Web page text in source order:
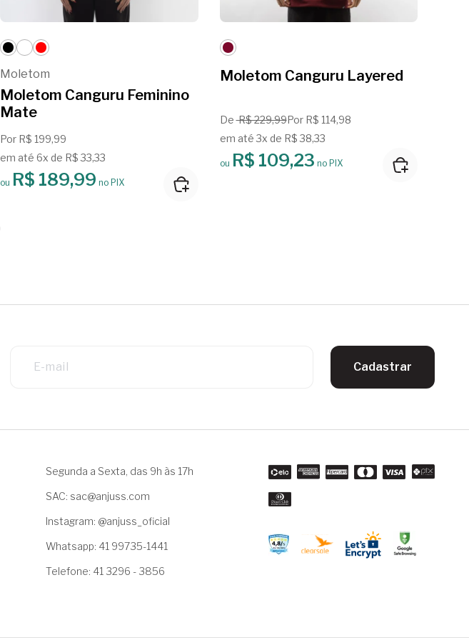
Moletom
Moletom Canguru Feminino
Mate
Por R$ 199,99
em até 6x de R$ 33,33
ou R$ 189,99 no PIX
Moletom Canguru Layered
DeR$ 229,99Por R$ 114,98
em até 3x de R$ 38,33
ou R$ 109,23 no PIX
Cadastrar
Segunda a Sexta, das 9h às 17h
SAC: sac@anjuss.com
Instagram: @anjuss_oficial
Whatsapp: 41 99735-1441
Telefone: 41 3296 - 3856